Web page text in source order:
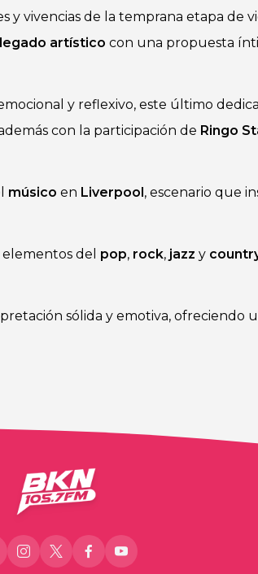
y vivencias de la temprana etapa de
legado artístico con una propuesta
y reflexivo, este último
con la participación de Ringo
músico en Liverpool, escenario que
del pop, rock, jazz y
sólida y emotiva, ofreciendo